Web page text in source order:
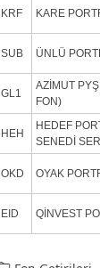
KRF KARE
SUB ÜNLÜ
GL1
AZİMUT
FON)
HEH
HEDEF
SENEDİ
OKD OYAK
EID QİNVEST